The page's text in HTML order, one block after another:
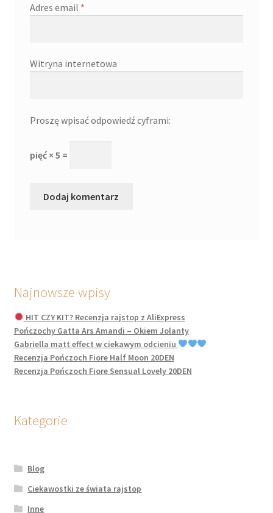
Adres email *
Witryna internetowa
Proszę wpisać odpowiedź cyframi:
pięć × 5 =
Najnowsze wpisy
HIT CZY KIT? Recenzja rajstop z AliExpress
Pończochy Gatta Ars Amandi – Okiem Jolanty
Gabriella matt effect w ciekawym odcieniu
Recenzja Pończoch Fiore Half Moon 20DEN
Recenzja Pończoch Fiore Sensual Lovely 20DEN
Kategorie
Blog
Ciekawostki ze świata rajstop
Inne